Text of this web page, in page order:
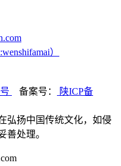
）
备案号：
陕ICP备
弘扬中国传统文化，如侵
善处理。